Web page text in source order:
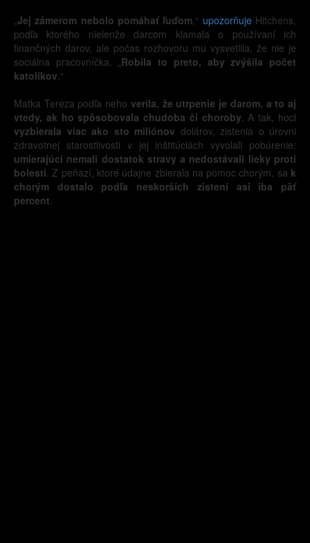
„Jej zámerom nebolo pomáhať ľuďom,“ upozorňujeHitchens,
podľa ktorého nielenže darcom klamala o používaní ich
finančných darov, ale počas rozhovoru mu vysvetlila, že nie je
sociálna pracovníčka. „Robila to preto, aby zvýšila počet
katolíkov.“
Matka Tereza podľa neho verila, že utrpenie je darom, a to aj
vtedy, ak ho spôsobovala chudoba či choroby. A tak, hoci
vyzbierala viac ako sto miliónov dolárov, zistenia o úrovni
zdravotnej starostlivosti v jej inštitúciách vyvolali pobúrenie:
umierajúci nemali dostatok stravy a nedostávali lieky proti
bolesti. Z peňazí, ktoré údajne zbierala na pomoc chorým, sa k
chorým dostalo podľa neskorších zistení asi iba päť
percent.